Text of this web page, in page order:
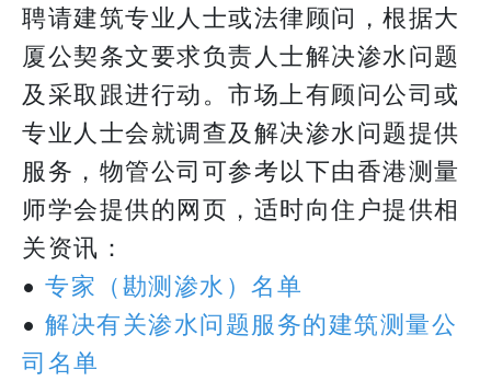
聘请建筑专业人士或法律顾问，根据大
厦公契条文要求负责人士解决渗水问题
及采取跟进行动。市场上有顾问公司或
专业人士会就调查及解决渗水问题提供
服务，物管公司可参考以下由香港测量
师学会提供的网页，适时向住户提供相
关资讯：
• 专家（勘测渗水）名单
• 解决有关渗水问题服务的建筑测量公
司名单